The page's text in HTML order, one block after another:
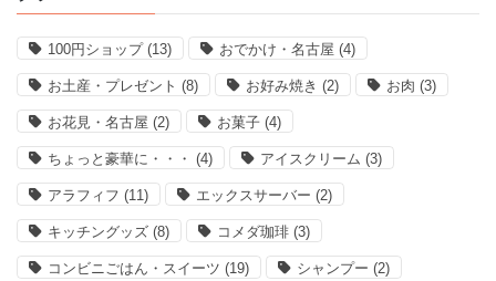
100円ショップ(13) おでかけ・名古屋 (4)
お土産・プレゼント (8) お好み焼き (2) お肉 (3)
お花見・名古屋 (2) お菓子 (4)
ちょっと豪華に・・・ (4) アイスクリーム (3)
アラフィフ (11) エックスサーバー (2)
キッチングッズ (8) コメダ珈琲 (3)
コンビニごはん・スイーツ (19) シャンプー (2)